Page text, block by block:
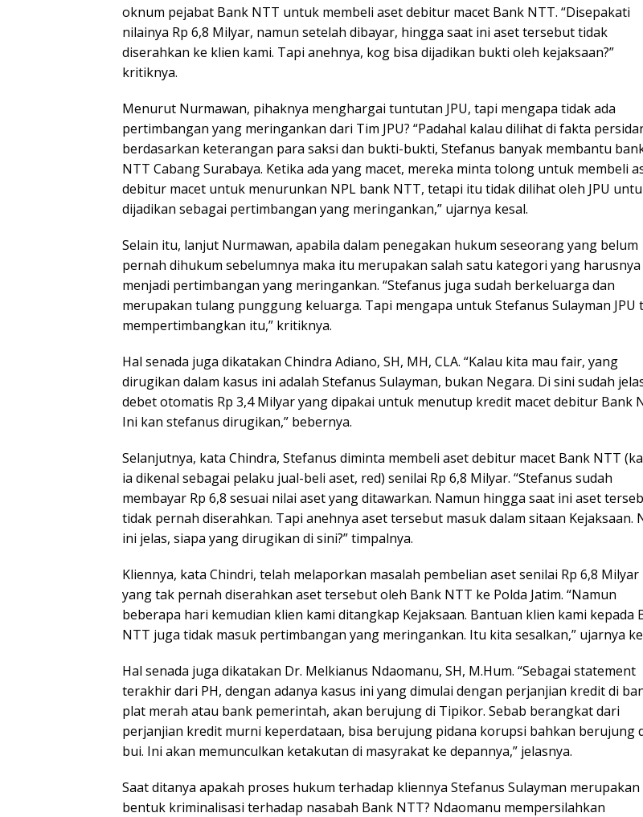
oknum pejabat Bank NTT untuk membeli aset debitur macet Bank NTT. “Disepakati
nilainya Rp 6,8 Milyar, namun setelah dibayar, hingga saat ini aset tersebut tidak
diserahkan ke klien kami. Tapi anehnya, kog bisa dijadikan bukti oleh kejaksaan?”
kritiknya.
Menurut Nurmawan, pihaknya menghargai tuntutan JPU, tapi mengapa tidak ada
pertimbangan yang meringankan dari Tim JPU? “Padahal kalau dilihat di fakta
berdasarkan keterangan para saksi dan bukti-bukti, Stefanus banyak membantu
NTT Cabang Surabaya. Ketika ada yang macet, mereka minta tolong untuk membeli
debitur macet untuk menurunkan NPL bank NTT, tetapi itu tidak dilihat oleh JPU
dijadikan sebagai pertimbangan yang meringankan,” ujarnya kesal.
Selain itu, lanjut Nurmawan, apabila dalam penegakan hukum seseorang yang belum
pernah dihukum sebelumnya maka itu merupakan salah satu kategori yang harusnya
menjadi pertimbangan yang meringankan. “Stefanus juga sudah berkeluarga dan
merupakan tulang punggung keluarga. Tapi mengapa untuk Stefanus Sulayman JPU
mempertimbangkan itu,” kritiknya.
Hal senada juga dikatakan Chindra Adiano, SH, MH, CLA. “Kalau kita mau fair, yang
dirugikan dalam kasus ini adalah Stefanus Sulayman, bukan Negara. Di sini sudah
debet otomatis Rp 3,4 Milyar yang dipakai untuk menutup kredit macet debitur Bank
Ini kan stefanus dirugikan,” bebernya.
Selanjutnya, kata Chindra, Stefanus diminta membeli aset debitur macet Bank NTT
ia dikenal sebagai pelaku jual-beli aset, red) senilai Rp 6,8 Milyar. “Stefanus sudah
membayar Rp 6,8 sesuai nilai aset yang ditawarkan. Namun hingga saat ini aset
tidak pernah diserahkan. Tapi anehnya aset tersebut masuk dalam sitaan Kejaksaan.
ini jelas, siapa yang dirugikan di sini?” timpalnya.
Kliennya, kata Chindri, telah melaporkan masalah pembelian aset senilai Rp 6,8 Milyar
yang tak pernah diserahkan aset tersebut oleh Bank NTT ke Polda Jatim. “Namun
beberapa hari kemudian klien kami ditangkap Kejaksaan. Bantuan klien kami kepada
NTT juga tidak masuk pertimbangan yang meringankan. Itu kita sesalkan,” ujarnya
Hal senada juga dikatakan Dr. Melkianus Ndaomanu, SH, M.Hum. “Sebagai statement
terakhir dari PH, dengan adanya kasus ini yang dimulai dengan perjanjian kredit di
plat merah atau bank pemerintah, akan berujung di Tipikor. Sebab berangkat dari
perjanjian kredit murni keperdataan, bisa berujung pidana korupsi bahkan berujung
bui. Ini akan memunculkan ketakutan di masyrakat ke depannya,” jelasnya.
Saat ditanya apakah proses hukum terhadap kliennya Stefanus Sulayman merupakan
bentuk kriminalisasi terhadap nasabah Bank NTT? Ndaomanu mempersilahkan